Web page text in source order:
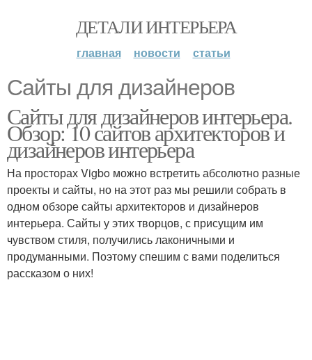
ДЕТАЛИ ИНТЕРЬЕРА
главная новости статьи
Сайты для дизайнеров
Сайты для дизайнеров интерьера.
Обзор: 10 сайтов архитекторов и
дизайнеров интерьера
На просторах Vigbo можно встретить абсолютно разные
проекты и сайты, но на этот раз мы решили собрать в
одном обзоре сайты архитекторов и дизайнеров
интерьера. Сайты у этих творцов, с присущим им
чувством стиля, получились лаконичными и
продуманными. Поэтому спешим с вами поделиться
рассказом о них!